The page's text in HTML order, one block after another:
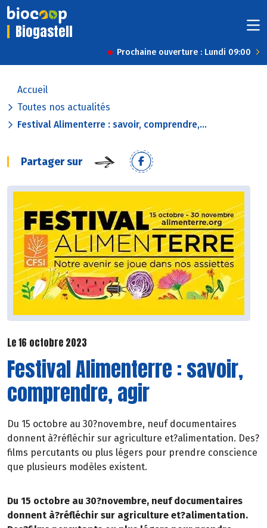
Biogastell
Prochaine ouverture : Lundi 09:00
Accueil
Toutes nos actualités
Festival Alimenterre : savoir, comprendre,...
Partager sur
Le 16 octobre 2023
Festival Alimenterre : savoir,
comprendre, agir
Du 15 octobre au 30?novembre, neuf documentaires
donnent à?réfléchir sur agriculture et?alimentation. Des?
films percutants ou plus légers pour prendre conscience
que plusieurs modèles existent.
Du 15 octobre au 30?novembre, neuf documentaires
donnent à?réfléchir sur agriculture et?alimentation.